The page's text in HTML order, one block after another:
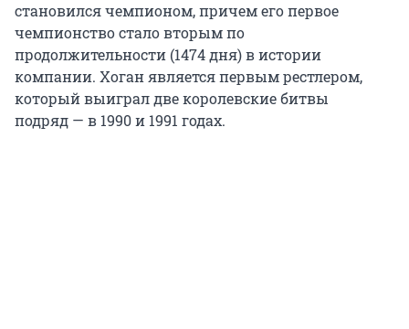
становился чемпионом, причем его первое
чемпионство стало вторым по
продолжительности (1474 дня) в истории
компании. Хоган является первым рестлером,
который выиграл две королевские битвы
подряд — в 1990 и 1991 годах.